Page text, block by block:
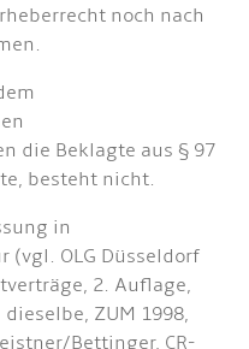
noch nach
die Beklagte aus § 97
besteht nicht.
in
(vgl. OLG Düsseldorf
2. Auflage,
ZUM 1998,
Bettinger, CR-